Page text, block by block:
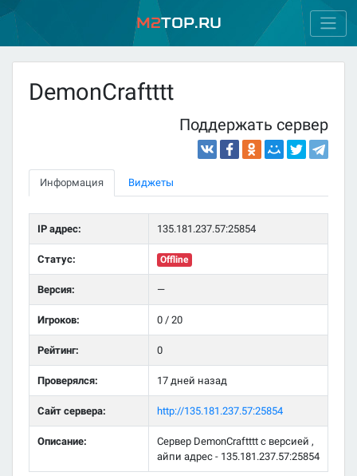
M2Top.ru
DemonCraftttt
Поддержать сервер
Информация Виджеты
IP адрес: 135.181.237.57:25854
Статус: Offline
Версия: —
Игроков: 0 / 20
Рейтинг: 0
Проверялся: 17 дней назад
Сайт сервера: http://135.181.237.57:25854
Описание:
Сервер DemonCraftttt с версией ,
айпи адрес - 135.181.237.57:25854